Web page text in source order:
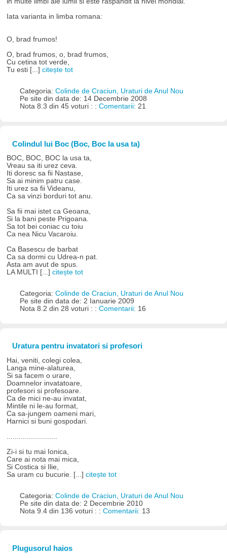
Iata varianta in limba romana:
O, brad frumos!
O, brad frumos, o, brad frumos,
Cu cetina tot verde,
Tu esti [...]citește tot
Categoria: Colinde de Craciun, Uraturi de Anul Nou
Pe site din data de: 14 Decembrie 2008
Nota 8.3 din 45 voturi : : Comentarii: 21
Colindul lui Boc (Boc, Boc la usa ta)
BOC, BOC, BOC la usa ta,
Vreau sa iti urez ceva.
Iti doresc sa fii Nastase,
Sa ai minim patru case.
Iti urez sa fii Videanu,
Ca sa vinzi borduri tot anu.
Sa fii mai istet ca Geoana,
Si la bani peste Prigoana.
Sa tot bei coniac cu toiu
Ca nea Nicu Vacaroiu.
Ca Basescu de barbat
Ca sa dormi cu Udrea-n pat.
Asta am avut de spus.
LA MULTI [...]citește tot
Categoria: Colinde de Craciun, Uraturi de Anul Nou
Pe site din data de: 2 Ianuarie 2009
Nota 8.2 din 28 voturi : : Comentarii: 16
Uratura pentru invatatori si profesori
Hai, veniti, colegi colea,
Langa mine-alaturea,
Si sa facem o urare,
Doamnelor invatatoare,
profesori si profesoare.
Ca de mici ne-au invatat,
Mintile ni le-au format,
Ca sa-jungem oameni mari,
Harnici si buni gospodari.
Zi-i si tu mai Ionica,
Care ai nota mai mica,
Si Costica si Ilie,
Sa uram cu bucurie. [...]citește tot
Categoria: Colinde de Craciun, Uraturi de Anul Nou
Pe site din data de: 2 Decembrie 2010
Nota 9.4 din 136 voturi : : Comentarii: 13
Plugusorul haios